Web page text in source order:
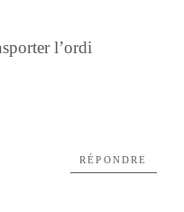
l’ordi
RÉPONDRE